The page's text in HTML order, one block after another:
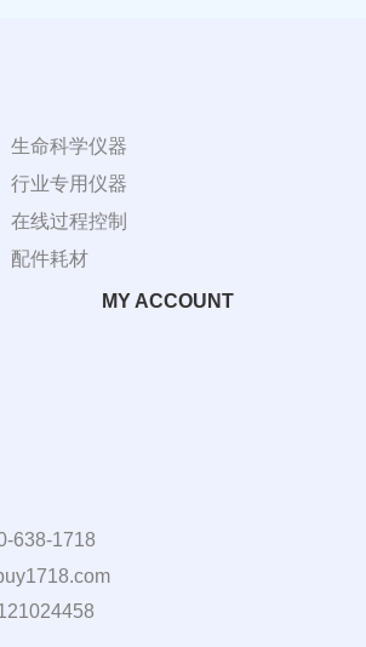
生命科学仪器
行业专用仪器
在线过程控制
配件耗材
MY ACCOUNT
638-1718